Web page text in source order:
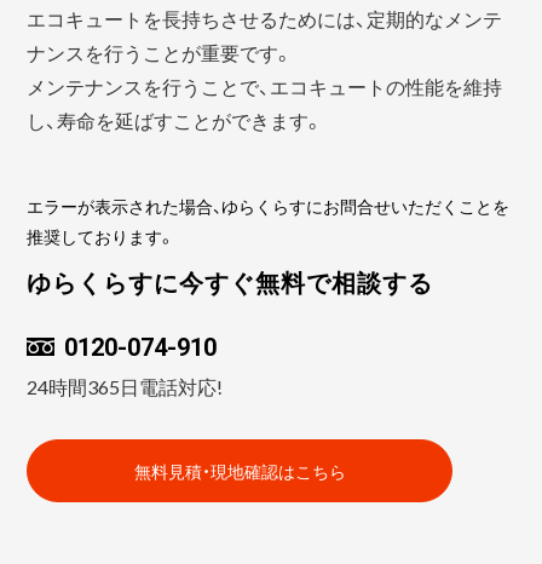
エコキュートを長持ちさせるためには、定期的なメンテ
ナンスを行うことが重要です。
メンテナンスを行うことで、エコキュートの性能を維持
し、寿命を延ばすことができます。
エラーが表示された場合、ゆらくらすにお問合せいただくことを
推奨しております。
ゆらくらすに今すぐ無料で相談する
0120-074-910
24時間365日電話対応!
無料見積・現地確認はこちら